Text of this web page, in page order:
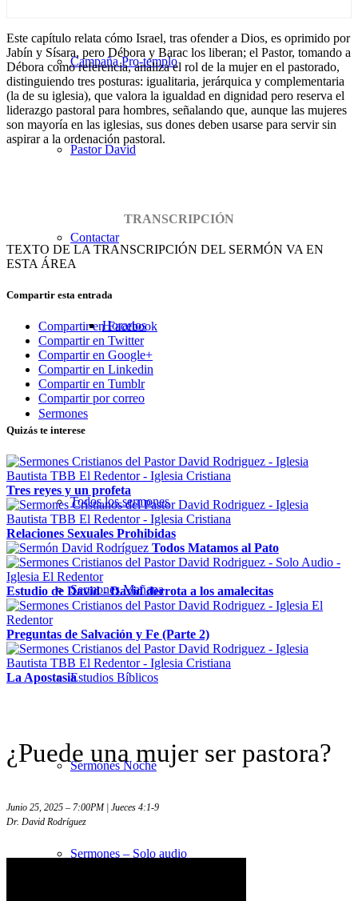
Campaña Pro-templo
Pastor David
Contactar
Horarios
Sermones
Todos los sermones
Sermones Mañana
Estudios Bíblicos
Sermones Noche
Sermones – Solo audio
Este capítulo relata cómo Israel, tras ofender a Dios, es oprimido por
Jabín y Sísara, pero Débora y Barac los liberan; el Pastor, tomando a
Débora como referencia, analiza el rol de la mujer en el pastorado,
distinguiendo tres posturas: igualitaria, jerárquica y complementaria
(la de su iglesia), que valora la igualdad en dignidad pero reserva el
liderazgo pastoral para hombres, señalando que, aunque las mujeres
son mayoría en las iglesias, sus dones deben usarse para servir sin
aspirar a la ordenación pastoral.
TRANSCRIPCIÓN
TEXTO DE LA TRANSCRIPCIÓN DEL SERMÓN VA EN
ESTA ÁREA
Compartir esta entrada
Compartir en Facebook
Compartir en Twitter
Compartir en Google+
Compartir en Linkedin
Compartir en Tumblr
Compartir por correo
Quizás te interese
Tres reyes y un profeta
Relaciones Sexuales Prohibidas
Todos Matamos al Pato
Estudio de David - David derrota a los amalecitas
Preguntas de Salvación y Fe (Parte 2)
La Apostasia
¿Puede una mujer ser pastora?
Junio 25, 2025 – 7:00PM | Jueces 4:1-9
Dr. David Rodríguez